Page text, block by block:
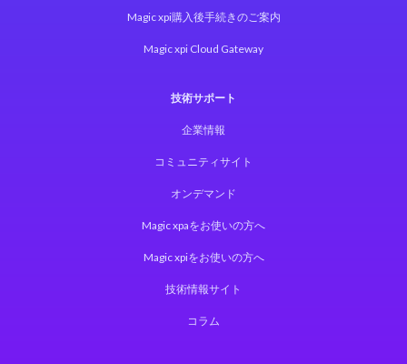
Magic xpi購入後手続きのご案内
Magic xpi Cloud Gateway
技術サポート
企業情報
コミュニティサイト
オンデマンド
Magic xpaをお使いの方へ
Magic xpiをお使いの方へ
技術情報サイト
コラム